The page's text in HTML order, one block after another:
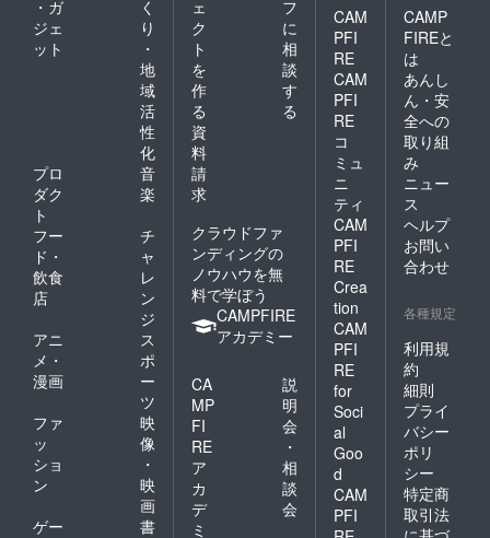
・ガ
ジェ
ット
く
り
・
地
域
活
性
化
プロ
ダク
ト
音
楽
フー
ド・
飲食
店
チ
ャ
レ
ン
ジ
アニ
メ・
漫画
ス
ポ
ー
ツ
ファ
ッ
ショ
ン
映
像
・
映
画
ゲー
書
ェ
ク
ト
を
作
る
フ
に
相
談
す
る
資
料
請
求
クラウドファ
ンディングの
ノウハウを無
料で学ぼう
CAMPFIRE
アカデミー
CA
MP
FI
RE
ア
カ
デ
ミ
説
明
会
・
相
談
会
CAM
PFI
RE
CAM
PFI
RE
コ
ミュ
ニ
ティ
CAM
PFI
RE
Crea
tion
CAM
PFI
RE
for
Soci
al
Goo
d
CAM
PFI
CAMP
FIREと
は
あんし
ん・安
全への
取り組
み
ニュー
ス
ヘルプ
お問い
合わせ
各種規定
利用規
約
細則
プライ
バシー
ポリ
シー
特定商
取引法